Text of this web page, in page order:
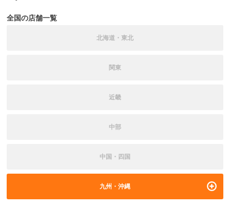
全国の店舗一覧
北海道・東北
関東
近畿
中部
中国・四国
九州・沖縄